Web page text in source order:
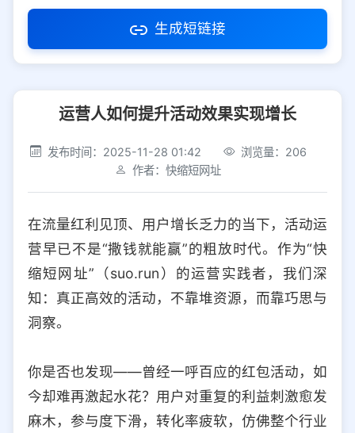
访问密码
社交平台 电商平台
选择防红平台类型，避免链接被拦截
iOS Android PC 其他
选择允许访问的平台类型
生成短链接
运营人如何提升活动效果实现增长
发布时间：2025-11-28 01:42
浏览量：206
作者：快缩短网址
在流量红利见顶、用户增长乏力的当下，活动运
营早已不是“撒钱就能赢”的粗放时代。作为“快
缩短网址”（suo.run）的运营实践者，我们深
知：真正高效的活动，不靠堆资源，而靠巧思与
洞察。
你是否也发现——曾经一呼百应的红包活动，如
今却难再激起水花？用户对重复的利益刺激愈发
麻木，参与度下滑，转化率疲软，仿佛整个行业